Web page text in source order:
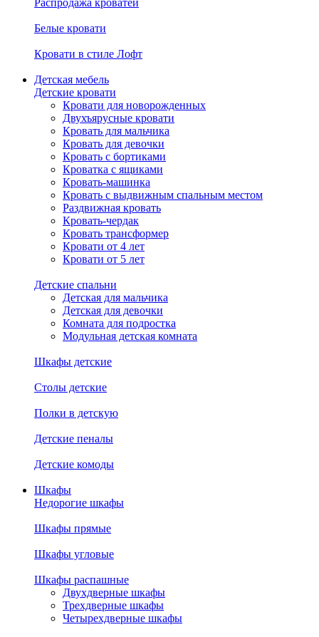
Распродажа кроватей
Белые кровати
Кровати в стиле Лофт
Детская мебель
Детские кровати
Кровати для новорожденных
Двухъярусные кровати
Кровать для мальчика
Кровать для девочки
Кровать с бортиками
Кроватка с ящиками
Кровать-машинка
Кровать с выдвижным спальным местом
Раздвижная кровать
Кровать-чердак
Кровать трансформер
Кровати от 4 лет
Кровати от 5 лет
Детские спальни
Детская для мальчика
Детская для девочки
Комната для подростка
Модульная детская комната
Шкафы детские
Столы детские
Полки в детскую
Детские пеналы
Детские комоды
Шкафы
Недорогие шкафы
Шкафы прямые
Шкафы угловые
Шкафы распашные
Двухдверные шкафы
Трехдверные шкафы
Четырехдверные шкафы